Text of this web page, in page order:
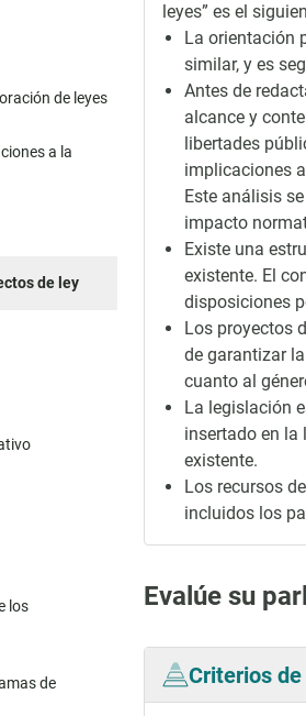
de leyes
a la
de ley
los
de
leyes” es el
La orientación
similar, y es
Antes de
alcance y
libertades
implicaciones
Este análisis
impacto
Existe una
existente. El
disposiciones
Los proyectos
de garantizar
cuanto al
La legislación
insertado en
existente.
Los recursos
incluidos los
Evalúe su
Criterios